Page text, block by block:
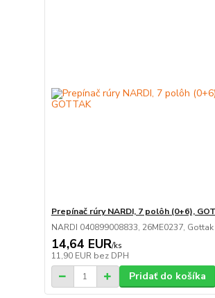
Prepínač rúry NARDI, 7 polôh (0+6),
NARDI 040899008833, 26ME0237,
14,64 EUR/ks
11,90 EUR bez DPH
Pridať do košíka